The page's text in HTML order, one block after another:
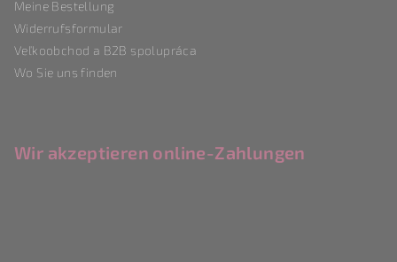
Meine Bestellung
Widerrufsformular
Veľkoobchod a B2B spolupráca
Wo Sie uns finden
Wir akzeptieren online-Zahlungen